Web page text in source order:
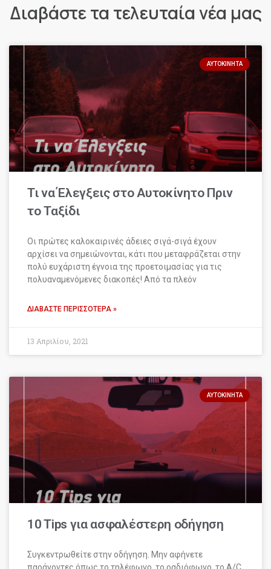
Διαβάστε τα τελευταία νέα μας
ΑΥΤΟΚΊΝΗΤΑ
Τι να Έλεγξεις στο Αυτοκίνητο Πριν
το Ταξίδι
Οι πρώτες καλοκαιρινές άδειες σιγά-σιγά έχουν
αρχίσει να σημειώνονται, κάτι που μεταφράζεται στην
πολύ ευχάριστη έγνοια της προετοιμασίας για τις
πολυαναμενόμενες διακοπές! Από τα πλεόν
ΔΙΑΒΆΣΤΕ ΠΕΡΙΣΣΌΤΕΡΑ »
13 Απριλίου, 2021
ΑΥΤΟΚΊΝΗΤΑ
10 Tips για ασφαλέστερη οδήγηση
Συγκεντρωθείτε στην οδήγηση. Μην αφήνετε